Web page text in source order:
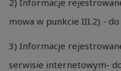
2) Informacje
mowa w punkcie III.2) -
3) Informacje
serwisie internetowym-